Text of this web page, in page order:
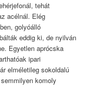
tehát
acélnál. Elég
golyóálló
eddig ki, de nyilván
Egyetlen aprócska
ipari
elméletileg sokoldalú
komoly